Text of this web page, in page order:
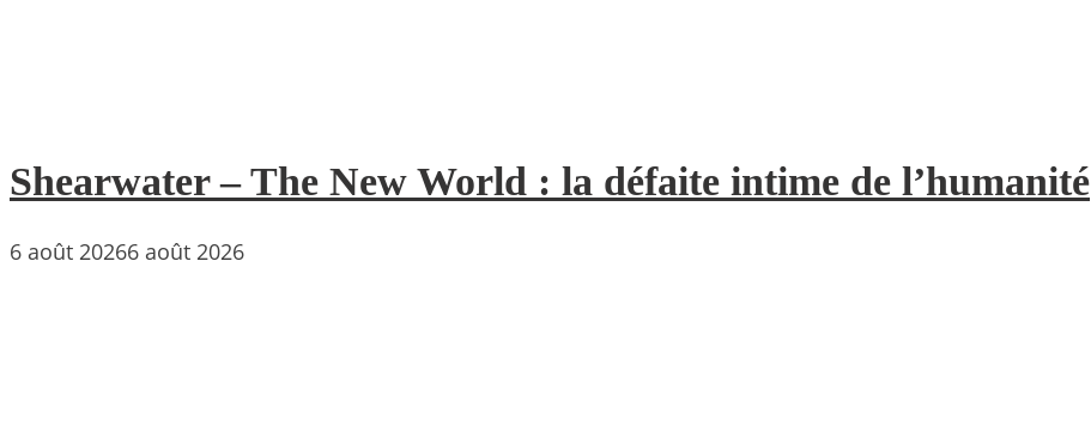
Shearwater – The New World : la défaite intime de l’humanité
6 août 20266 août 2026